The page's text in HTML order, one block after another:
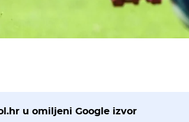
u omiljeni Google izvor